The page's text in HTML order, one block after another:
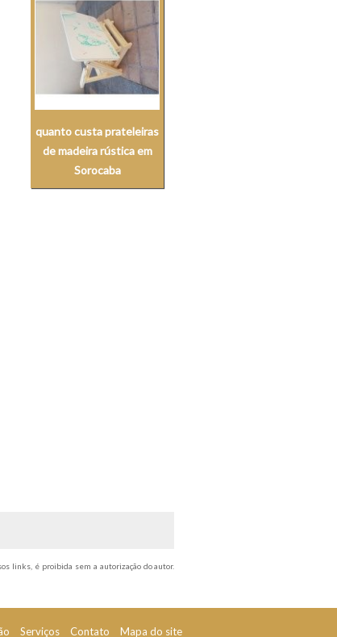
quanto custa prateleiras
de madeira rústica em
Sorocaba
links, é proibida sem a autorização do autor.
Serviços Contato Mapa do site